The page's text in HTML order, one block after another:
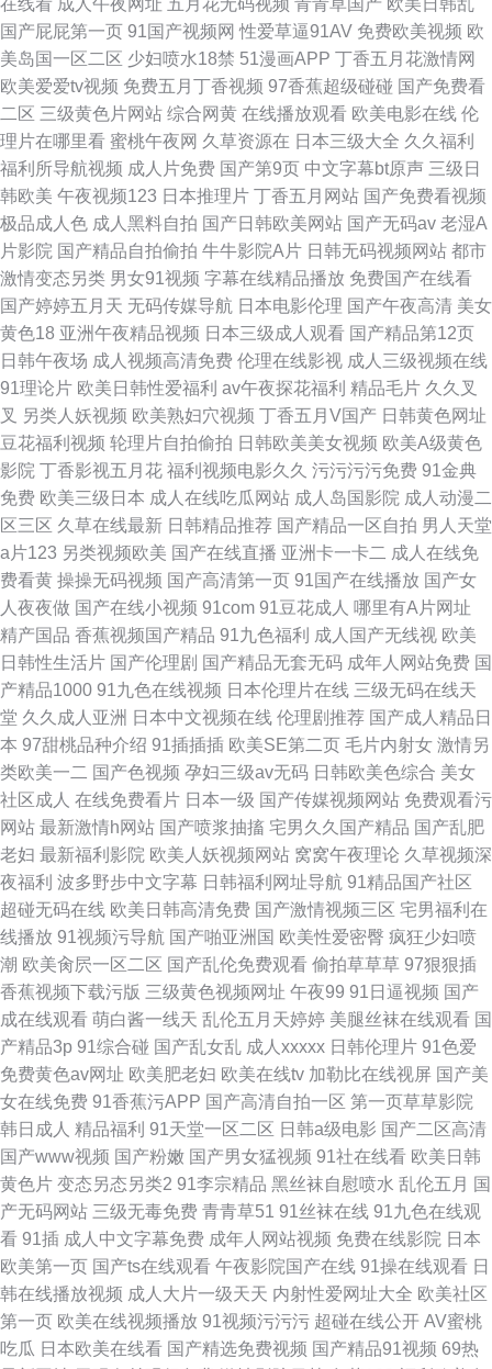
在线看 成人午夜网址 五月花无码视频 青青草国产 欧美日韩乱
国产屁屁第一页 91国产视频网 性爱草逼91AV 免费欧美视频 欧
美岛国一区二区 少妇喷水18禁 51漫画APP 丁香五月花激情网
欧美爱爱tv视频 免费五月丁香视频 97香蕉超级碰碰 国产免费看
二区 三级黄色片网站 综合网黄 在线播放观看 欧美电影在线 伦
理片在哪里看 蜜桃午夜网 久草资源在 日本三级大全 久久福利
福利所导航视频 成人片免费 国产第9页 中文字幕bt原声 三级日
韩欧美 午夜视频123 日本推理片 丁香五月网站 国产免费看视频
极品成人色 成人黑料自拍 国产日韩欧美网站 国产无码av 老湿A
片影院 国产精品自拍偷拍 牛牛影院A片 日韩无码视频网站 都市
激情变态另类 男女91视频 字幕在线精品播放 免费国产在线看
国产婷婷五月天 无码传媒导航 日本电影伦理 国产午夜高清 美女
黄色18 亚洲午夜精品视频 日本三级成人观看 国产精品第12页
日韩午夜场 成人视频高清免费 伦理在线影视 成人三级视频在线
91理论片 欧美日韩性爱福利 av午夜探花福利 精品毛片 久久叉
叉 另类人妖视频 欧美熟妇穴视频 丁香五月V国产 日韩黄色网址
豆花福利视频 轮理片自拍偷拍 日韩欧美美女视频 欧美A级黄色
影院 丁香影视五月花 福利视频电影久久 污污污污免费 91金典
免费 欧美三级日本 成人在线吃瓜网站 成人岛国影院 成人动漫二
区三区 久草在线最新 日韩精品推荐 国产精品一区自拍 男人天堂
a片123 另类视频欧美 国产在线直播 亚洲卡一卡二 成人在线免
费看黄 操操无码视频 国产高清第一页 91国产在线播放 国产女
人夜夜做 国产在线小视频 91com 91豆花成人 哪里有A片网址
精产国品 香蕉视频国产精品 91九色福利 成人国产无线视 欧美
日韩性生活片 国产伦理剧 国产精品无套无码 成年人网站免费 国
产精品1000 91九色在线视频 日本伦理片在线 三级无码在线天
堂 久久成人亚洲 日本中文视频在线 伦理剧推荐 国产成人精品日
本 97甜桃品种介绍 91插插插 欧美SE第二页 毛片内射女 激情另
类欧美一二 国产色视频 孕妇三级av无码 日韩欧美色综合 美女
社区成人 在线免费看片 日本一级 国产传媒视频网站 免费观看污
网站 最新激情h网站 国产喷浆抽搐 宅男久久国产精品 国产乱肥
老妇 最新福利影院 欧美人妖视频网站 窝窝午夜理论 久草视频深
夜福利 波多野步中文字幕 日韩福利网址导航 91精品国产社区
超碰无码在线 欧美日韩高清免费 国产激情视频三区 宅男福利在
线播放 91视频污导航 国产啪亚洲国 欧美性爱密臀 疯狂少妇喷
潮 欧美肏屄一区二区 国产乱伦免费观看 偷拍草草草 97狠狠插
香蕉视频下载污版 三级黄色视频网址 午夜99 91日逼视频 国产
成在线观看 萌白酱一线天 乱伦五月天婷婷 美腿丝袜在线观看 国
产精品3p 91综合碰 国产乱女乱 成人xxxxx 日韩伦理片 91色爱
免费黄色av网址 欧美肥老妇 欧美在线tv 加勒比在线视屏 国产美
女在线免费 91香蕉污APP 国产高清自拍一区 第一页草草影院
韩日成人 精品福利 91天堂一区二区 日韩a级电影 国产二区高清
国产www视频 国产粉嫩 国产男女猛视频 91社在线看 欧美日韩
黄色片 变态另态另类2 91李宗精品 黑丝袜自慰喷水 乱伦五月 国
产无码网站 三级无毒免费 青青草51 91丝袜在线 91九色在线观
看 91插 成人中文字幕免费 成年人网站视频 免费在线影院 日本
欧美第一页 国产ts在线观看 午夜影院国产在线 91操在线观看 日
韩在线播放视频 成人大片一级天天 内射性爱网址大全 欧美社区
第一页 欧美在线视频播放 91视频污污污 超碰在线公开 AV蜜桃
吃瓜 日本欧美在线看 国产精选免费视频 国产精品91视频 69热